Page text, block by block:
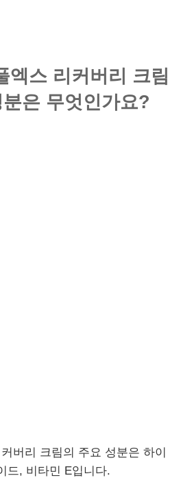
엑스 리커버리 크림
은 무엇인가요?
버리 크림의 주요 성분은 하이
드, 비타민 E입니다.